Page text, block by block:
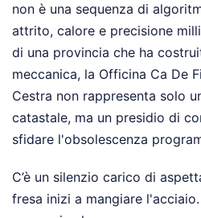
non è una sequenza di
attrito, calore e precisione
di una provincia che ha
meccanica, la Officina Ca De
Cestra non rappresenta solo
catastale, ma un presidio di
sfidare l'obsolescenza
C’è un silenzio carico di
fresa inizi a mangiare